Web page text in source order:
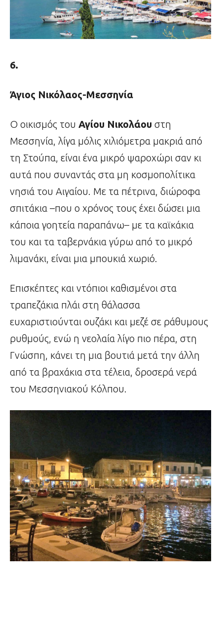
6.
Άγιος Νικόλαος-Μεσσηνία
Ο οικισμός του Αγίου Νικολάου στη
Μεσσηνία, λίγα μόλις χιλιόμετρα μακριά από
τη Στούπα, είναι ένα μικρό ψαροχώρι σαν κι
αυτά που συναντάς στα μη κοσμοπολίτικα
νησιά του Αιγαίου. Με τα πέτρινα, διώροφα
σπιτάκια –που ο χρόνος τους έχει δώσει μια
κάποια γοητεία παραπάνω– με τα καϊκάκια
του και τα ταβερνάκια γύρω από το μικρό
λιμανάκι, είναι μια μπουκιά χωριό.
Επισκέπτες και ντόπιοι καθισμένοι στα
τραπεζάκια πλάι στη θάλασσα
ευχαριστιούνται ουζάκι και μεζέ σε ράθυμους
ρυθμούς, ενώ η νεολαία λίγο πιο πέρα, στη
Γνώσπη, κάνει τη μια βουτιά μετά την άλλη
από τα βραχάκια στα τέλεια, δροσερά νερά
του Μεσσηνιακού Κόλπου.